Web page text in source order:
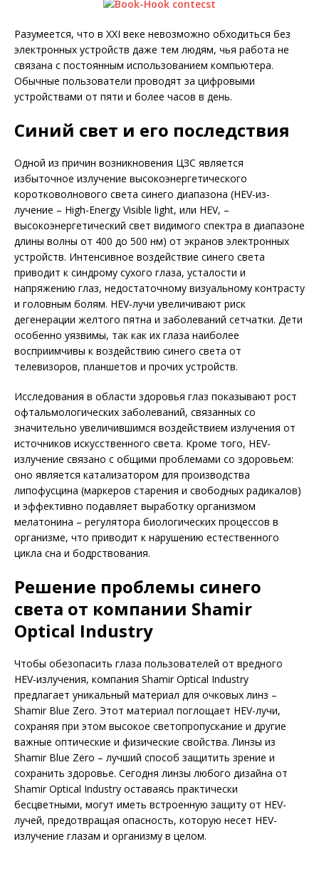
Разумеется, что в XXI веке невозможно обходиться без
электронных устройств даже тем людям, чья работа не
связана с постоянным использованием компьютера.
Обычные пользователи про­водят за цифровыми
устройствами от пяти и более часов в день.
Синий свет и его последствия
Одной из причин возникновения ЦЗС является
избыточное излучение высокоэнергетического
коротковолнового света синего диапазона (HEV-из­
лучение – High-Energy Visible light, или HEV, –
высокоэнергетический свет видимого спектра в диапазоне
длины волны от 400 до 500 нм) от экранов элект­ронных
устройств. Интенсивное воздействие синего света
приводит к синдрому сухого глаза, усталости и
напряжению глаз, недостаточному визуальному контрасту
и головным болям. HEV-лучи увеличивают риск
дегенерации желтого пятна и заболеваний сетчатки. Дети
особенно уязвимы, так как их глаза наиболее
восприимчивы к воздействию синего света от
телевизоров, планшетов и прочих устройств.
Исследования в области здоровья глаз показывают рост
офтальмологических заболеваний, связанных со
значительно увеличившимся воздействием излучения от
источников искусственного света. Кроме того, HEV-
излучение связано с общими проблемами со здоровьем:
оно является катализатором для производства
липофусцина (маркеров старения и свободных радикалов)
и эффективно подавляет выработку организмом
мелатонина – регулятора биологических процессов в
организме, что приводит к нарушению естественного
цикла сна и бодрствования.
Решение проблемы синего
света от компании Shamir
Optical Industry
Чтобы обезопасить глаза пользователей от вредного
HEV-излучения, компания Shamir Optical Industry
предлагает уникальный материал для очковых линз –
Shamir Blue Zero. Этот материал поглощает HEV-лучи,
сохраняя при этом высокое светопропускание и другие
важные оптические и физические свойства. Линзы из
Shamir Blue Zero – лучший способ защитить зрение и
сохранить здоровье. Сегодня линзы любого дизайна от
Shamir Optical Industry оставаясь практически
бесцветными, могут иметь встроенную защиту от HEV-
лучей, предотвращая опасность, которую несет HEV-
излучение глазам и организму в целом.